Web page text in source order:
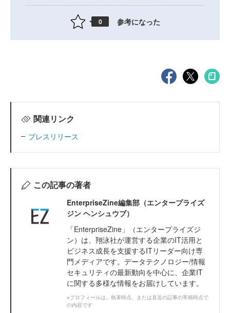
0 参考になった
関連リンク
プレスリリース
この記事の著者
EnterpriseZine編集部（エンタープライズ
ジン ヘンシュウブ）
「EnterpriseZine」（エンタープライズジ
ン）は、翔泳社が運営する企業のIT活用と
ビジネス成長を支援するITリーダー向け専
門メディアです。データテクノロジー/情報
セキュリティの最新動向を中心に、企業IT
に関する多様な情報をお届けしています。
※プロフィールは、執筆時点、または直近の記事の寄稿時点で
の内容です